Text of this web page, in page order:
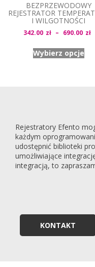
BEZPRZEWODOWY
REJESTRATOR
I WILGOTNOŚCI
342.00 zł – 690.00 zł
Wybierz opcje
Rejestratory Efento
każdym
udostępnić biblioteki
umożliwiające
integracją, to
KONTAKT